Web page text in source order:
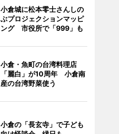
小倉城に松本零士さんしの
ぶプロジェクションマッピ
ング 市役所で「999」も
小倉・魚町の台湾料理店
「麗白」が10周年 小倉南
産の台湾野菜使う
小倉の「長玄寺」で子ども